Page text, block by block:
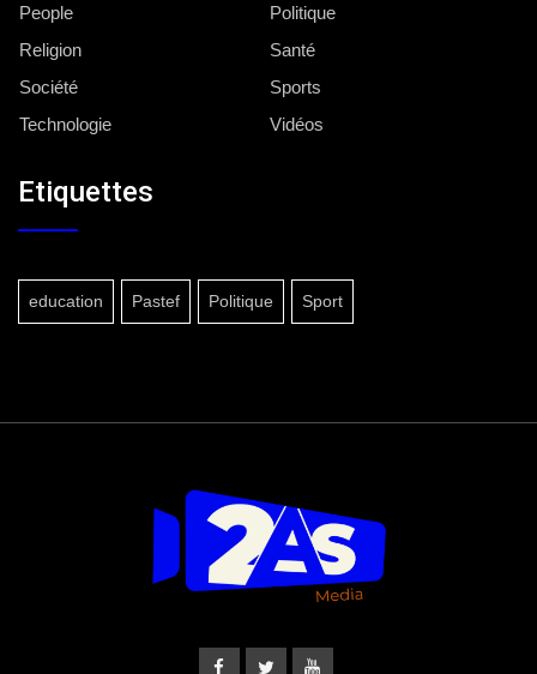
People
Politique
Religion
Santé
Société
Sports
Technologie
Vidéos
Etiquettes
education Pastef Politique Sport